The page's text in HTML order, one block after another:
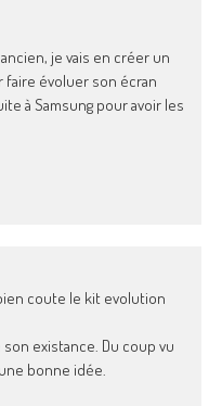
je vais en créer un
faire évoluer son écran
à Samsung pour avoir les
coute le kit evolution
existance. Du coup vu
une bonne idée.